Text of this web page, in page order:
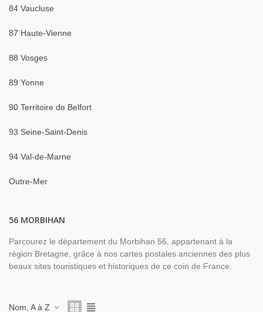
84 Vaucluse
87 Haute-Vienne
88 Vosges
89 Yonne
90 Territoire de Belfort
93 Seine-Saint-Denis
94 Val-de-Marne
Outre-Mer
56 MORBIHAN
Parcourez le département du Morbihan 56, appartenant à la
région Bretagne, grâce à nos cartes postales anciennes des plus
beaux sites touristiques et historiques de ce coin de France.
Nom, A à Z